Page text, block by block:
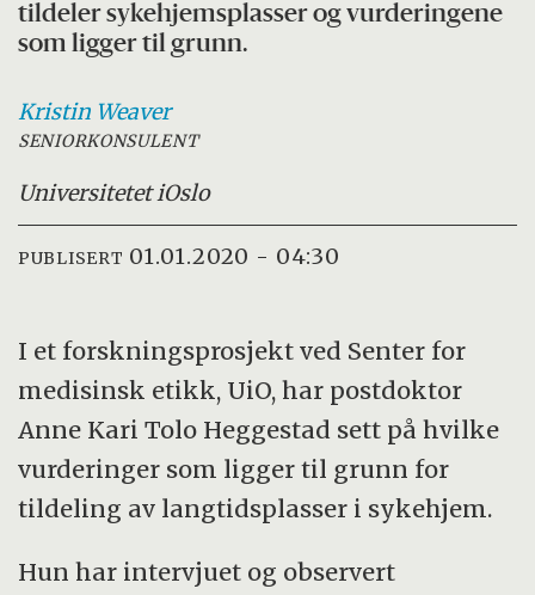
tildeler sykehjemsplasser og vurderingene
som ligger til grunn.
Kristin Weaver
SENIORKONSULENT
Universitetet iOslo
PUBLISERT 01.01.2020 - 04:30
I et forskningsprosjekt ved Senter for
medisinsk etikk, UiO, har postdoktor
Anne Kari Tolo Heggestad sett på hvilke
vurderinger som ligger til grunn for
tildeling av langtidsplasser i sykehjem.
Hun har intervjuet og observert